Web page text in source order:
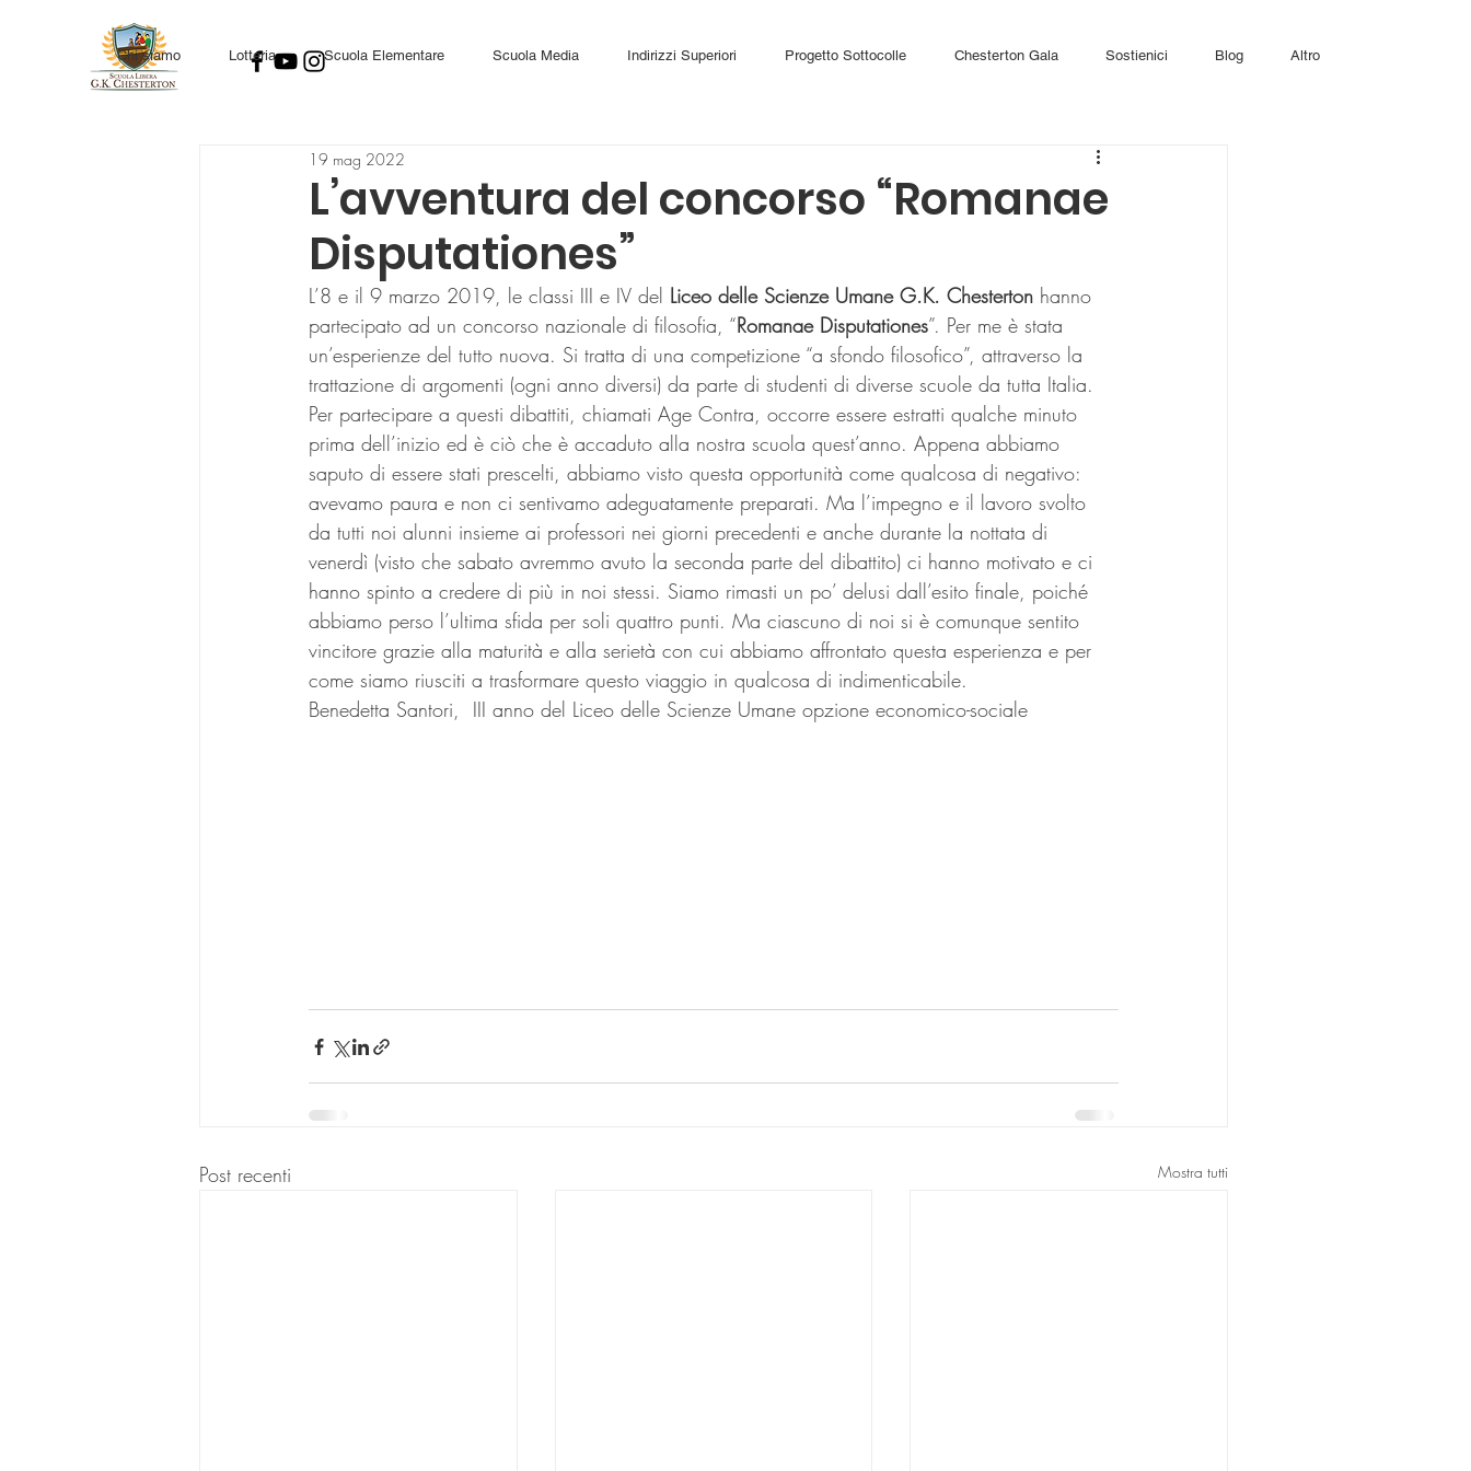
Chi siamo Lotteria Scuola Elementare Scuola Media Indirizzi Superiori Progetto Sottocolle Chesterton Gala Sostienici Blog Altro
L’avventura del concorso “Romanae
Disputationes”
19 mag 2022
L’8 e il 9 marzo 2019, le classi III e IV del Liceo delle Scienze Umane G.K. Chesterton hanno
partecipato ad un concorso nazionale di filosofia, “Romanae Disputationes”. Per me è stata
un’esperienze del tutto nuova. Si tratta di una competizione “a sfondo filosofico”, attraverso la
trattazione di argomenti (ogni anno diversi) da parte di studenti di diverse scuole da tutta Italia.
Per partecipare a questi dibattiti, chiamati Age Contra, occorre essere estratti qualche minuto
prima dell’inizio ed è ciò che è accaduto alla nostra scuola quest’anno. Appena abbiamo
saputo di essere stati prescelti, abbiamo visto questa opportunità come qualcosa di negativo:
avevamo paura e non ci sentivamo adeguatamente preparati. Ma l’impegno e il lavoro svolto
da tutti noi alunni insieme ai professori nei giorni precedenti e anche durante la nottata di
venerdì (visto che sabato avremmo avuto la seconda parte del dibattito) ci hanno motivato e ci
hanno spinto a credere di più in noi stessi. Siamo rimasti un po’ delusi dall’esito finale, poiché
abbiamo perso l’ultima sfida per soli quattro punti. Ma ciascuno di noi si è comunque sentito
vincitore grazie alla maturità e alla serietà con cui abbiamo affrontato questa esperienza e per
come siamo riusciti a trasformare questo viaggio in qualcosa di indimenticabile.
Benedetta Santori,  III anno del Liceo delle Scienze Umane opzione economico-sociale
Post recenti Mostra tutti